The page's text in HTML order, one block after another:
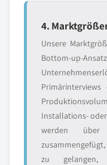
4.
Unsere
Bottom-
Installations-
werden über
zu